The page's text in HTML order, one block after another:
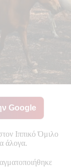
Google
Ιππικό Όμιλο
άλογα.